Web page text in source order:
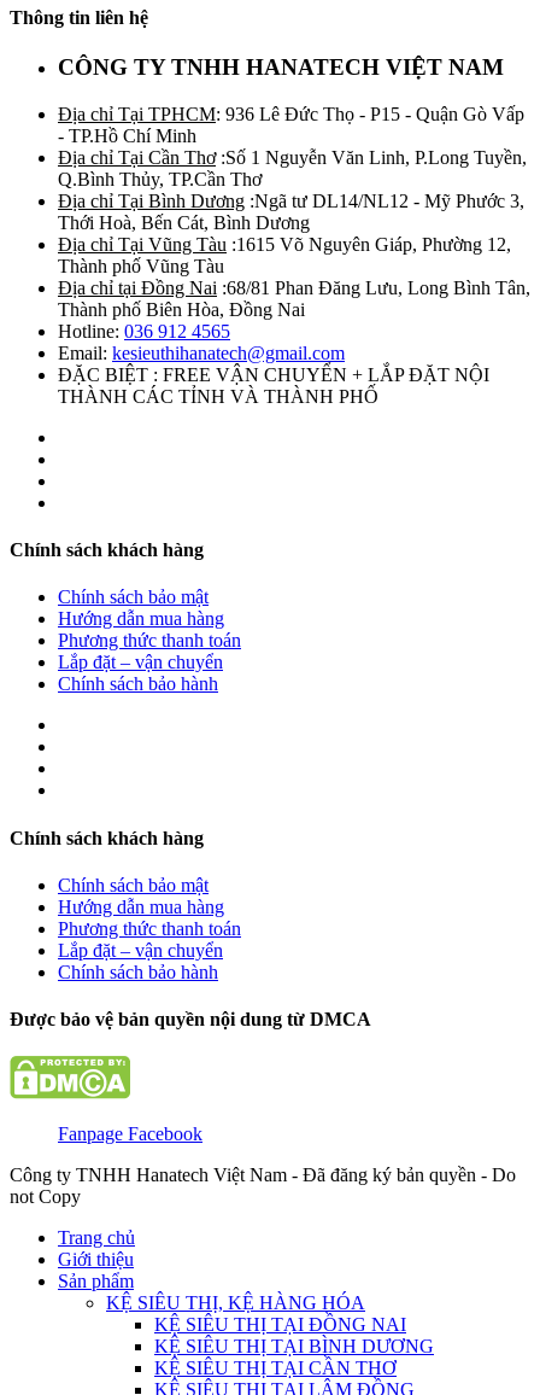
Thông tin liên hệ
CÔNG TY TNHH HANATECH VIỆT NAM
Địa chỉ Tại TPHCM: 936 Lê Đức Thọ - P15 - Quận Gò Vấp
- TP.Hồ Chí Minh
Địa chỉ Tại Cần Thơ:Số 1 Nguyễn Văn Linh, P.Long Tuyền,
Q.Bình Thủy, TP.Cần Thơ
Địa chỉ Tại Bình Dương :Ngã tư DL14/NL12 - Mỹ Phước 3,
Thới Hoà, Bến Cát, Bình Dương
Địa chỉ Tại Vũng Tàu :1615 Võ Nguyên Giáp, Phường 12,
Thành phố Vũng Tàu
Địa chỉ tại Đồng Nai :68/81 Phan Đăng Lưu, Long Bình Tân,
Thành phố Biên Hòa, Đồng Nai
Hotline: 036 912 4565
Email: kesieuthihanatech@gmail.com
ĐẶC BIỆT : FREE VẬN CHUYỂN + LẮP ĐẶT NỘI
THÀNH CÁC TỈNH VÀ THÀNH PHỐ
Chính sách khách hàng
Chính sách bảo mật
Hướng dẫn mua hàng
Phương thức thanh toán
Lắp đặt – vận chuyển
Chính sách bảo hành
Chính sách khách hàng
Chính sách bảo mật
Hướng dẫn mua hàng
Phương thức thanh toán
Lắp đặt – vận chuyển
Chính sách bảo hành
Được bảo vệ bản quyền nội dung từ DMCA
Fanpage Facebook
Công ty TNHH Hanatech Việt Nam - Đã đăng ký bản quyền - Do
not Copy
Trang chủ
Giới thiệu
Sản phẩm
KỆ SIÊU THỊ, KỆ HÀNG HÓA
KỆ SIÊU THỊ TẠI ĐỒNG NAI
KỆ SIÊU THỊ TẠI BÌNH DƯƠNG
KỆ SIÊU THỊ TẠI CẦN THƠ
KỆ SIÊU THỊ TẠI LÂM ĐỒNG